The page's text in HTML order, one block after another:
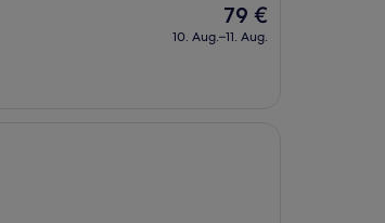
Der
Preis
beträgt
79 €
10. Aug.–11. Aug.